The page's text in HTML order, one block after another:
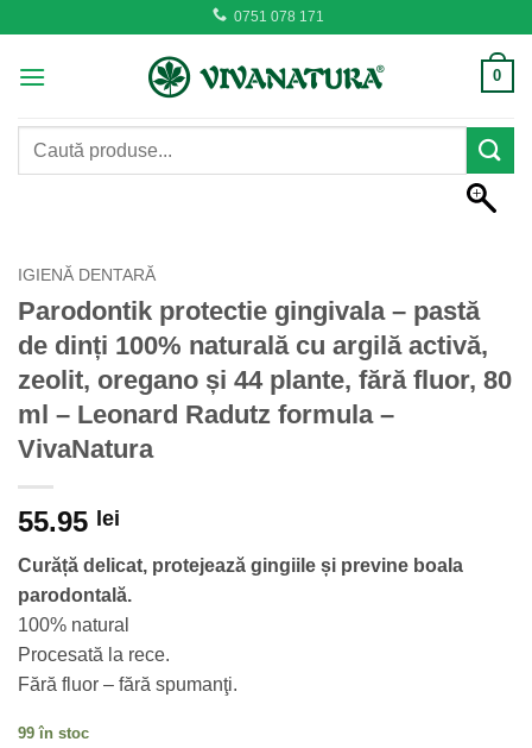
content
0751 078 171
0
Caută
IGIENĂ DENTARĂ
Parodontik protectie gingivala – pastă
de dinți 100% naturală cu argilă activă,
zeolit, oregano și 44 plante, fără fluor, 80
ml – Leonard Radutz formula –
VivaNatura
55.95 lei
Curăță delicat, protejează gingiile și previne boala
parodontală.
100% natural
Procesată la rece.
Fără fluor – fără spumanţi.
99 în stoc